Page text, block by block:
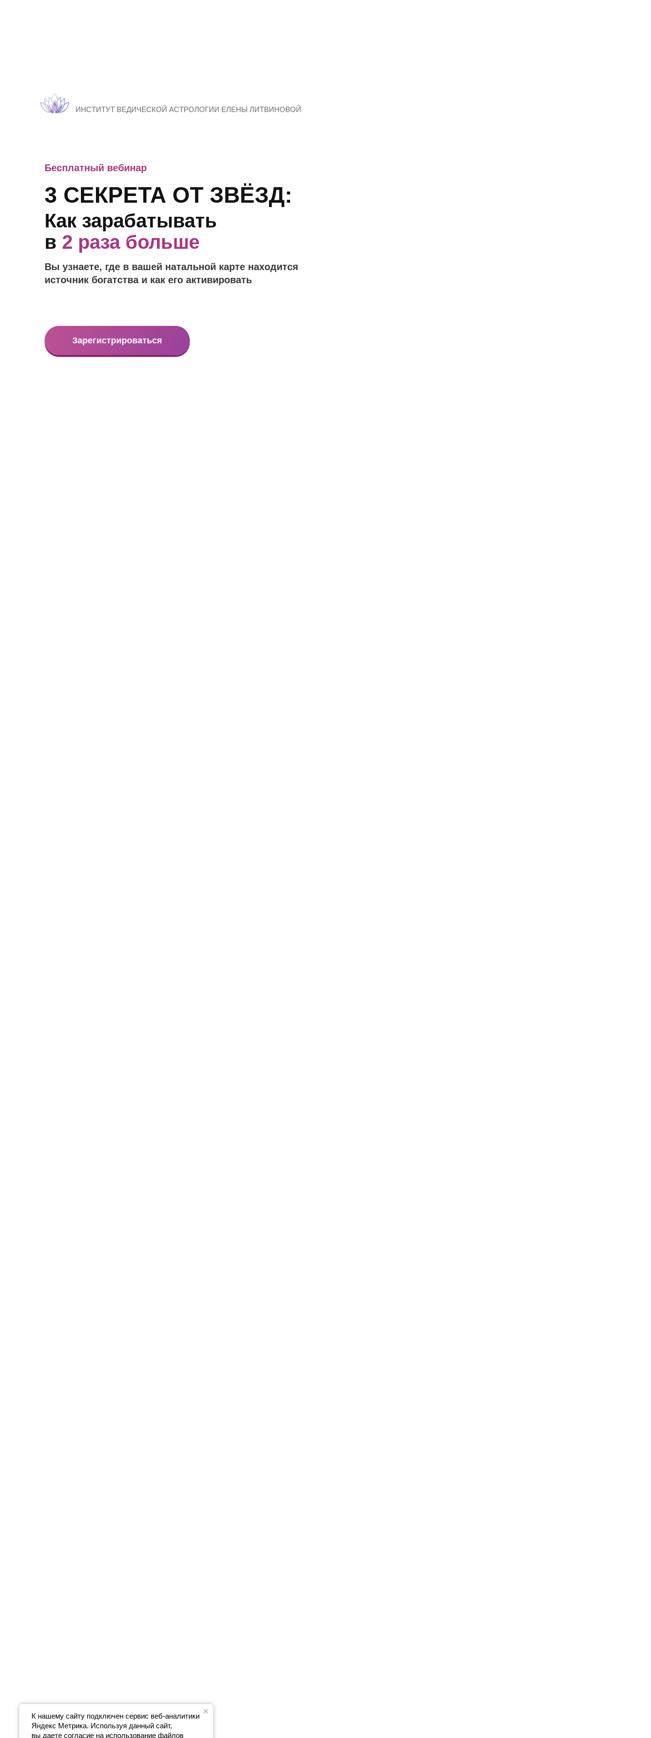
ИНСТИТУТ ВЕДИЧЕСКОЙ АСТРОЛОГИИ ЕЛЕНЫ ЛИТВИНОВОЙ
3 СЕКРЕТА ОТ ЗВЁЗД:
Бесплатный вебинар
Зарегистрироваться
Как зарабатывать
в 2 раза больше
Вы узнаете, где в вашей натальной карте находится
источник богатства и как его активировать
К нашему сайту подключен сервис веб-аналитики
Яндекс Метрика. Используя данный сайт,
вы даете согласие на использование файлов